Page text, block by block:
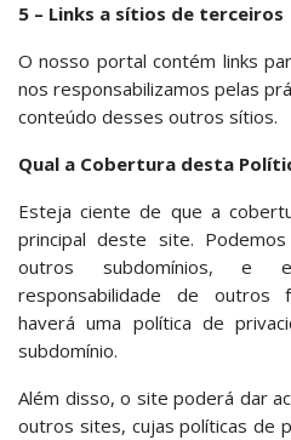
5 – Links a sítios de terceiros
O nosso portal contém links
nos responsabilizamos pelas
conteúdo desses outros sítios.
Qual a Cobertura desta
Esteja ciente de que a
principal deste site.
outros subdomínios, e
responsabilidade de outros
haverá uma política de
subdomínio.
Além disso, o site poderá dar
outros sites, cujas políticas de